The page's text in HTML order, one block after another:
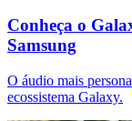
Conheça o
Samsung
O áudio mais
ecossistema Galaxy.